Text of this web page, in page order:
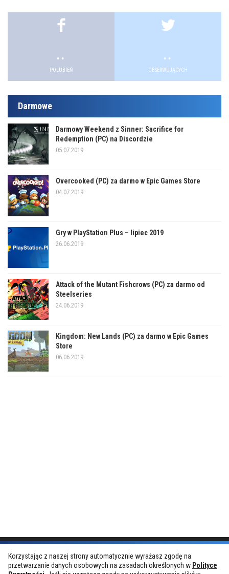
..
POLUBIEŃ
..
OBSERWUJĄCYCH
Darmowe
Darmowy Weekend z Sinner: Sacrifice for
Redemption (PC) na Discordzie
05.07.2019
Overcooked (PC) za darmo w Epic Games Store
04.07.2019
Gry w PlayStation Plus – lipiec 2019
26.06.2019
Attack of the Mutant Fishcrows (PC) za darmo od
Steelseries
24.06.2019
Kingdom: New Lands (PC) za darmo w Epic Games
Store
06.06.2019
Korzystając z naszej strony automatycznie wyrażasz zgodę na
przetwarzanie danych osobowych na zasadach określonych w Polityce